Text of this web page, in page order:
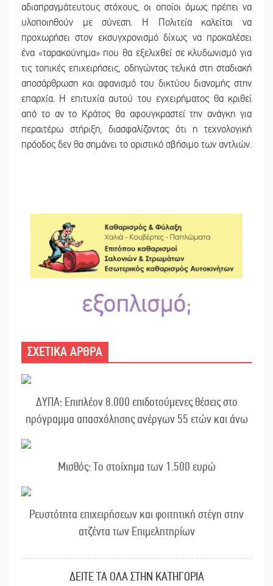
αδιαπραγμάτευτους στόχους, οι οποίοι όμως πρέπει να
υλοποιηθούν με σύνεση. Η Πολιτεία καλείται να
προχωρήσει στον εκσυγχρονισμό δίχως να προκαλέσει
ένα «ταρακούνημα» που θα εξελιχθεί σε κλυδωνισμό για
τις τοπικές επιχειρήσεις, οδηγώντας τελικά στη σταδιακή
αποσάρθρωση και αφανισμό του δικτύου διανομής στην
επαρχία. Η επιτυχία αυτού του εγχειρήματος θα κριθεί
από το αν το Κράτος θα αφουγκραστεί την ανάγκη για
περαιτέρω στήριξη, διασφαλίζοντας ότι η τεχνολογική
πρόοδος δεν θα σημάνει το οριστικό σβήσιμο των αντλιών.
ΣΧΕΤΙΚΑ ΑΡΘΡΑ
ΔΥΠΑ: Επιπλέον 8.000 επιδοτούμενες θέσεις στο
πρόγραμμα απασχόλησης ανέργων 55 ετών και άνω
Μισθός: Το στοίχημα των 1.500 ευρώ
Ρευστότητα επιχειρήσεων και φοιτητική στέγη στην
ατζέντα των Επιμελητηρίων
ΔΕΙΤΕ ΤΑ ΟΛΑ ΣΤΗΝ ΚΑΤΗΓΟΡΙΑ